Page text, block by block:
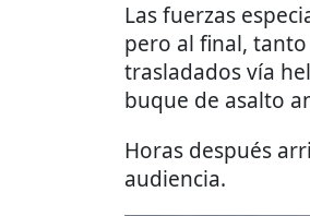
Las fuerzas
pero al final,
trasladados vía
buque de asalto
Horas después
audiencia.